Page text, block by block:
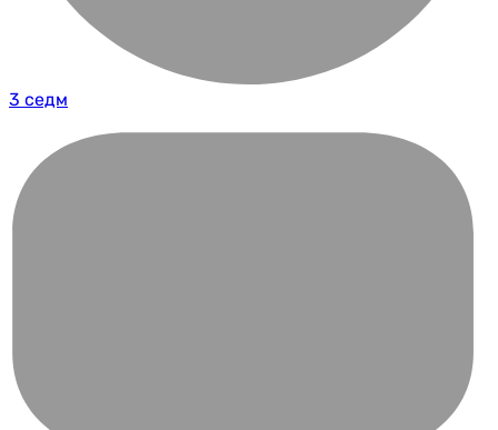
3 седм